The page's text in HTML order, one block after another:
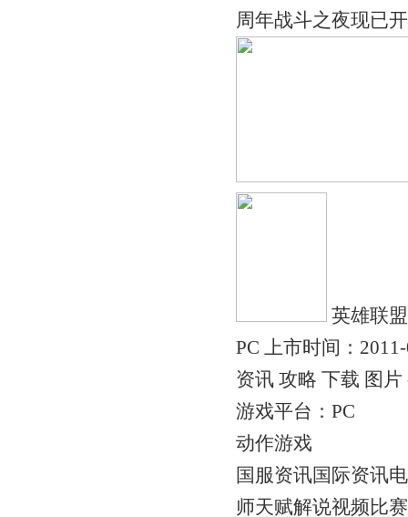
周年战斗之夜现已
英雄联
PC 上市时间：
资讯 攻略 下载 图
游戏平台：PC
动作游戏
国服资讯国际资讯
师天赋解说视频比